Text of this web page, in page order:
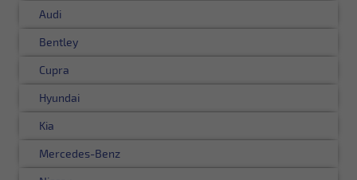
Audi
Bentley
Cupra
Hyundai
Kia
Mercedes-Benz